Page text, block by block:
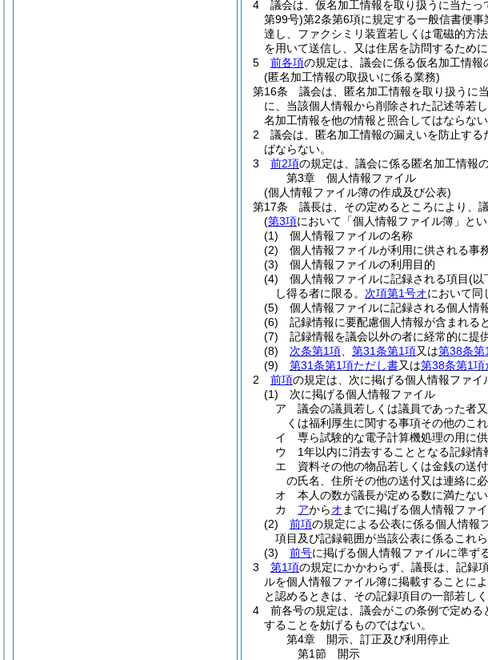
4
議会は、仮名加工情報を取り扱うに当た
第99号)第2条第6項に規定する一般信書便
達し、ファクシミリ装置若しくは電磁的方法
を用いて送信し、又は住居を訪問するため
5
前各項の規定は、議会に係る仮名加工情報
(匿名加工情報の取扱いに係る業務)
第16条
議会は、匿名加工情報を取り扱うに
に、当該個人情報から削除された記述等若
名加工情報を他の情報と照合してはならない
2
議会は、匿名加工情報の漏えいを防止す
ばならない。
3
前2項の規定は、議会に係る匿名加工情報
第3章
個人情報ファイル
(個人情報ファイル簿の作成及び公表)
第17条
議長は、その定めるところにより、
(第3項において「個人情報ファイル簿」と
(1)
個人情報ファイルの名称
(2)
個人情報ファイルが利用に供される事
(3)
個人情報ファイルの利用目的
(4)
個人情報ファイルに記録される項目(以
し得る者に限る。 次項第1号オにおいて同
(5)
個人情報ファイルに記録される個人情
(6)
記録情報に要配慮個人情報が含まれる
(7)
記録情報を議会以外の者に経常的に提
(8)
次条第1項 第31条第1項又は第38条第
(9)
第31条第1項ただし書又は第38条第1項
2
前項の規定は、次に掲げる個人情報ファイ
(1)
次に掲げる個人情報ファイル
ア
議会の議員若しくは議員であった者
くは福利厚生に関する事項その他のこ
イ
専ら試験的な電子計算機処理の用に
ウ
1年以内に消去することとなる記録
エ
資料その他の物品若しくは金銭の送
の氏名、住所その他の送付又は連絡に
オ
本人の数が議長が定める数に満たな
カ
アからオ までに掲げる個人情報ファ
(2)
前項の規定による公表に係る個人情報
項目及び記録範囲が当該公表に係るこれ
(3)
前号に掲げる個人情報ファイルに準ず
3
第1項の規定にかかわらず、議長は、記録
ルを個人情報ファイル簿に掲載することに
と認めるときは、その記録項目の一部若し
4
前各号の規定は、議会がこの条例で定め
することを妨げるものではない。
第4章
開示、訂正及び利用停止
第1節
開示